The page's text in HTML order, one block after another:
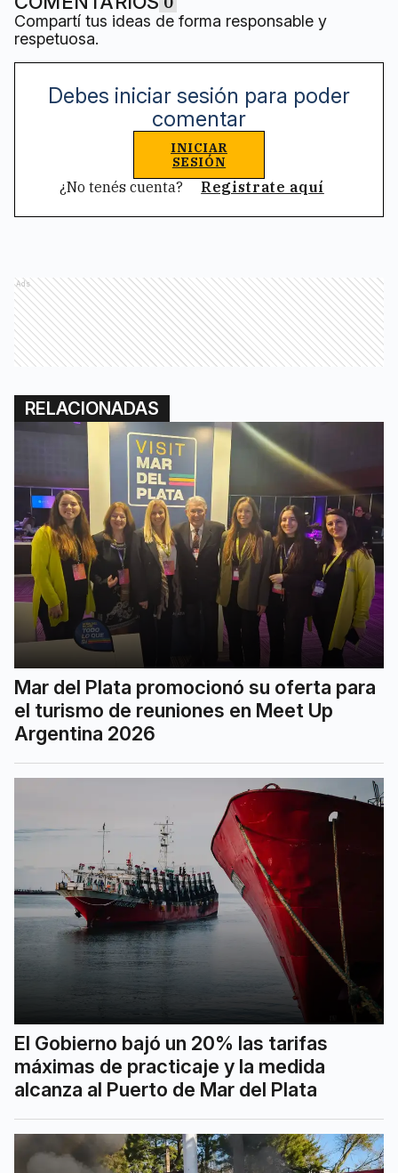
Compartí tus ideas de forma responsable y
respetuosa.
Debes iniciar sesión para poder
comentar
INICIAR
SESIÓN
¿No tenés cuenta? Registrate aquí
Ads
RELACIONADAS
Mar del Plata promocionó su oferta para
el turismo de reuniones en Meet Up
Argentina 2026
El Gobierno bajó un 20% las tarifas
máximas de practicaje y la medida
alcanza al Puerto de Mar del Plata